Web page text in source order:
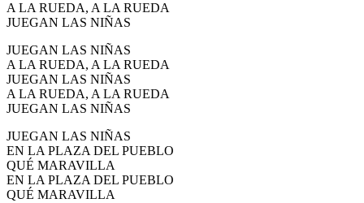
A LA RUEDA, A LA RUEDA
JUEGAN LAS NIÑAS
JUEGAN LAS NIÑAS
A LA RUEDA, A LA RUEDA
JUEGAN LAS NIÑAS
A LA RUEDA, A LA RUEDA
JUEGAN LAS NIÑAS
JUEGAN LAS NIÑAS
EN LA PLAZA DEL PUEBLO
QUÉ MARAVILLA
EN LA PLAZA DEL PUEBLO
QUÉ MARAVILLA
¿Cuándo se construyó la primera ermita?
El traslado cada siete años
¿Cuales son los actos principales que se celebran en el
Rocío?
En el Rocío, ¿dónde me alojo?